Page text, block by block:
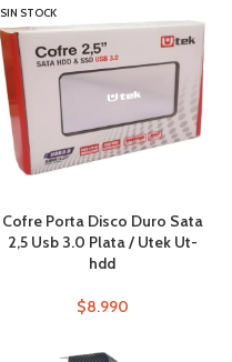
SIN STOCK
Cofre Porta Disco Duro Sata
2,5 Usb 3.0 Plata / Utek Ut-
hdd
$8.990